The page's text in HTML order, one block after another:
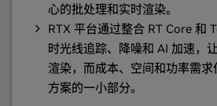
心的批处理和实时渲染。
RTX 平台通过整合 RT Core 和
时光线追踪、降噪和 AI 加速，
渲染，而成本、空间和功率需
方案的一小部分。